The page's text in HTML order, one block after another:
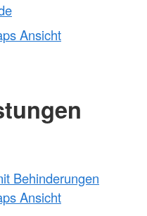
Ansicht
Behinderungen
Ansicht